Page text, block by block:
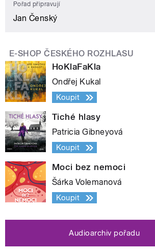
Pořad připravují
Jan Čenský
E-SHOP ČESKÉHO ROZHLASU
HoKlaFaKla
Ondřej Kukal
Koupit
Tiché hlasy
Patricia Gibneyová
Koupit
Moci bez nemoci
Šárka Volemanová
Koupit
Audioarchiv pořadu